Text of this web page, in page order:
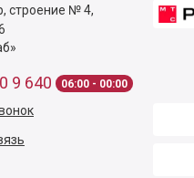
строение № 4,
9 640 06:00 - 00:00